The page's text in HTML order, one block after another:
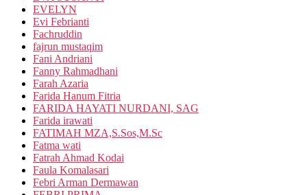
EVELYN
Evi Febrianti
Fachruddin
fajrun mustaqim
Fani Andriani
Fanny Rahmadhani
Farah Azaria
Farida Hanum Fitria
FARIDA HAYATI NURDANI, SAG
Farida irawati
FATIMAH MZA,S.Sos,M.Sc
Fatma wati
Fatrah Ahmad Kodai
Faula Komalasari
Febri Arman Dermawan